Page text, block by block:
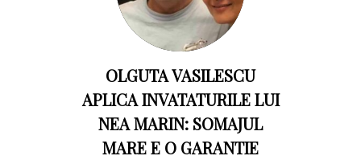
OLGUTA VASILESCU
APLICA INVATATURILE LUI
NEA MARIN: SOMAJUL
MARE E O GARANTIE